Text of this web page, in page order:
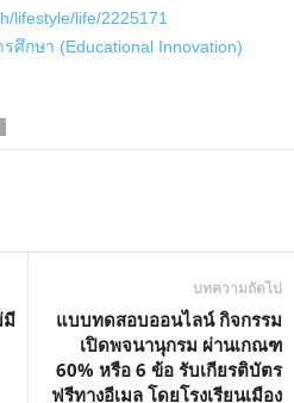
lifestyle/life/2225171
ศึกษา (Educational Innovation)
มี
บทความถัดไป
แบบทดสอบออนไลน์ กิจกรรม
เปิดพจนานุกรม ผ่านเกณฑ
60% หรือ 6 ข้อ รับเกียรติบัตร
ฟรีทางอีเมล โดยโรงเรียนเมือง